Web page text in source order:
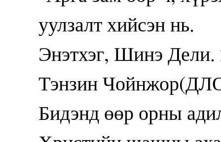
уулзалт хийсэн нь.
Энэтхэг, Шинэ Дели.
Тэнзин
Бидэнд өөр орны